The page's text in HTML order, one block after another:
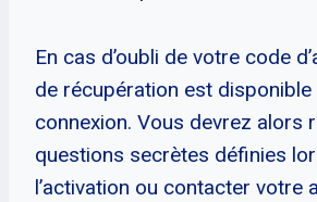
En cas d’oubli de votre code
de récupération est
connexion. Vous devrez alors
questions secrètes définies
l’activation ou contacter votre